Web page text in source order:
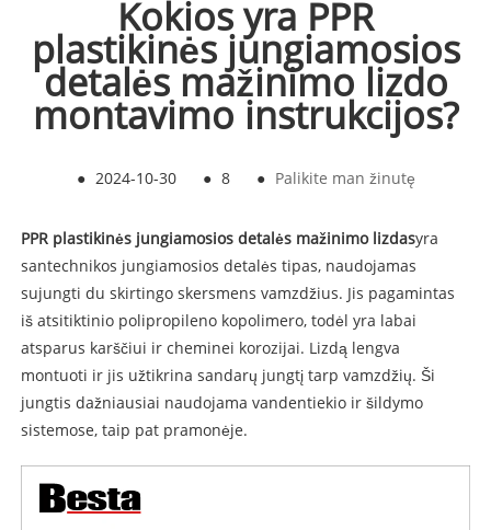
Kokios yra PPR
plastikinės jungiamosios
detalės mažinimo lizdo
montavimo instrukcijos?
● 2024-10-30 ● 8 ● Palikite man žinutę
PPR plastikinės jungiamosios detalės mažinimo lizdasyra
santechnikos jungiamosios detalės tipas, naudojamas
sujungti du skirtingo skersmens vamzdžius. Jis pagamintas
iš atsitiktinio polipropileno kopolimero, todėl yra labai
atsparus karščiui ir cheminei korozijai. Lizdą lengva
montuoti ir jis užtikrina sandarų jungtį tarp vamzdžių. Ši
jungtis dažniausiai naudojama vandentiekio ir šildymo
sistemose, taip pat pramonėje.